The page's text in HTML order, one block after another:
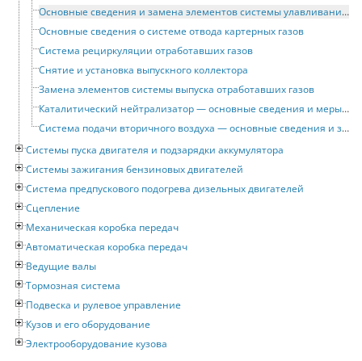
Основные сведения и замена элементов системы улавливания паров топлива
Основные сведения о системе отвода картерных газов
Система рециркуляции отработавших газов
Снятие и установка выпускного коллектора
Замена элементов системы выпуска отработавших газов
Каталитический нейтрализатор — основные сведения и меры предосторожности
Система подачи вторичного воздуха — основные сведения и замена элементов
Системы пуска двигателя и подзарядки аккумулятора
Системы зажигания бензиновых двигателей
Система предпускового подогрева дизельных двигателей
Сцепление
Механическая коробка передач
Автоматическая коробка передач
Ведущие валы
Тормозная система
Подвеска и рулевое управление
Кузов и его оборудование
Электрооборудование кузова